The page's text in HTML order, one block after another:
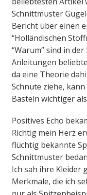
Schnittmuster
Bericht über einen
“Holländischen
“Warum” sind in
Anleitungen
da eine Theorie
Schnute ziehe,
Basteln wichtiger
Positives Echo
Richtig mein Herz
flüchtig bekannte
Schnittmuster
Ich sah ihre Kleider
Merkmale, die ich